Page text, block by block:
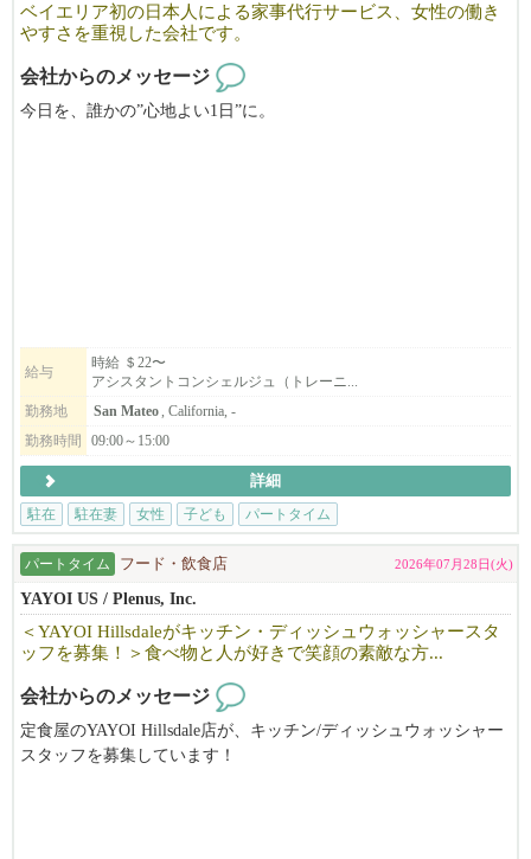
ベイエリア初の日本人による家事代行サービス、女性の働き
やすさを重視した会社です。
会社からのメッセージ
今日を、誰かの”心地よい1日”に。
現在サンマテオ支部、サンタクララ支部、イーストベイ支部が発
足しました。
更なるサービス拡大のためベイエリア全域でコンシェルジュを募
集しています。
英語に自信がない、社会と繋がりを持ちたい、日々にやりがいを
子どもの学校の時間しか働けない、未経験の方も歓迎します。
さまざまな背景や課題を抱える日本人女性が、安心して働ける場
をつくりたい、その想いで立ち上げた会社です。
たくさんの日本人女性が働いています。
給与
時給 ＄22〜
アシスタントコンシェルジュ（トレーニ...
勤務地
San Mateo, California, -
勤務時間
09:00～15:00
詳細
駐在
駐在妻 女性 子ども パートタイム
パートタイム フード・飲食店 2026年07月28日(火)
YAYOI US / Plenus, Inc.
＜YAYOI Hillsdaleがキッチン・ディッシュウォッシャースタ
ッフを募集！＞食べ物と人が好きで笑顔の素敵な方...
会社からのメッセージ
定食屋のYAYOI Hillsdale店が、キッチン/ディッシュウォッシャー
スタッフを募集しています！